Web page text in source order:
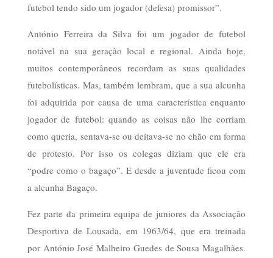
futebol tendo sido um jogador (defesa) promissor”.
António Ferreira da Silva foi um jogador de futebol
notável na sua geração local e regional. Ainda hoje,
muitos contemporâneos recordam as suas qualidades
futebolísticas. Mas, também lembram, que a sua alcunha
foi adquirida por causa de uma característica enquanto
jogador de futebol: quando as coisas não lhe corriam
como queria, sentava-se ou deitava-se no chão em forma
de protesto. Por isso os colegas diziam que ele era
“podre como o bagaço”. E desde a juventude ficou com
a alcunha Bagaço.
Fez parte da primeira equipa de juniores da Associação
Desportiva de Lousada, em 1963/64, que era treinada
por António José Malheiro Guedes de Sousa Magalhães.